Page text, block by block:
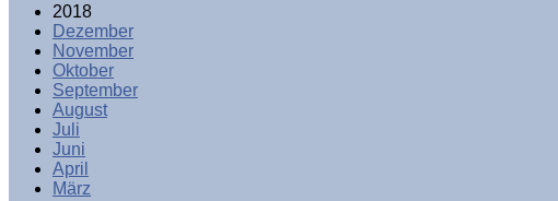
2018
Dezember
November
Oktober
September
August
Juli
Juni
April
März